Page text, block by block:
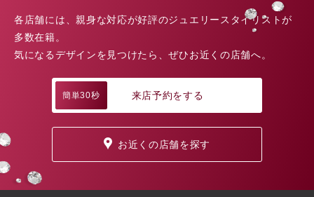
各店舗には、親身な対応が好評のジュエリースタイリストが
多数在籍。
気になるデザインを見つけたら、ぜひお近くの店舗へ。
簡単30秒 来店予約をする
お近くの店舗を探す